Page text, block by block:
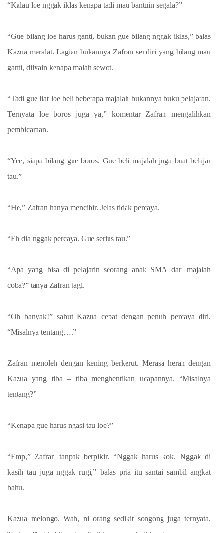
“Kalau loe nggak iklas kenapa tadi mau bantuin segala?”
“Gue bilang loe harus ganti, bukan gue bilang nggak iklas,” balas
Kazua meralat. Lagian bukannya Zafran sendiri yang bilang mau
ganti, diiyain kenapa malah sewot.
“Tadi gue liat loe beli beberapa majalah bukannya buku pelajaran.
Ternyata loe boros juga ya,” komentar Zafran mengalihkan
pembicaraan.
“Yee, siapa bilang gue boros. Gue beli majalah juga buat belajar
tau.”
“He,” Zafran hanya mencibir. Jelas tidak percaya.
“Eh dia nggak percaya. Gue serius tau.”
“Apa yang bisa di pelajarin seorang anak SMA dari majalah
coba?” tanya Zafran lagi.
“Oh banyak!” sahut Kazua cepat dengan penuh percaya diri.
“Misalnya tentang….”
Zafran menoleh dengan kening berkerut. Merasa heran dengan
Kazua yang tiba – tiba menghentikan ucapannya. “Misalnya
tentang?”
“Kenapa gue harus ngasi tau loe?”
“Emp,” Zafran tanpak berpikir. “Nggak harus kok. Nggak di
kasih tau juga nggak rugi,” balas pria itu santai sambil angkat
bahu.
Kazua melongo. Wah, ni orang sedikit songong juga ternyata.